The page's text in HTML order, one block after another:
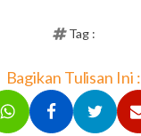
Tag :
Bagikan Tulisan Ini :